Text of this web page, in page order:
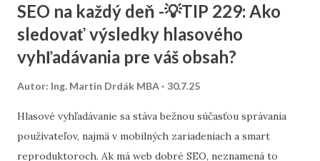
návštevníka. Skúsenosti ukazujú, že aj malé úpravy –
napríklad prispôsobenie reklamy podľa dopytu alebo
zariadenia používateľa – výrazne zlepšujú mieru preklikov a
textu a landing page by mali byť súčasťou každej kampane.
SEO na každý deň -💡TIP 229: Ako
sledovať výsledky hlasového
vyhľadávania pre váš obsah?
Autor: Ing. Martin Drdák MBA 30.7.25
Hlasové vyhľadávanie sa stáva bežnou súčasťou správania
používateľov, najmä v mobilných zariadeniach a smart
reproduktoroch. Ak má web dobré SEO, neznamená to